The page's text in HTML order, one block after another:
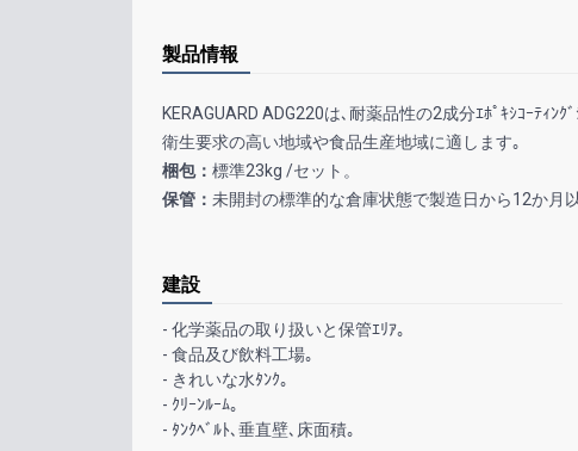
製品情報
KERAGUARD ADG220は､耐薬品性の2成分ｴﾎﾟｷｼｺｰﾃｨﾝｸ
衛生要求の高い地域や食品生産地域に適します｡
梱包： 標準23kg /セット。
保管： 未開封の標準的な倉庫状態で製造日から12か月
建設
- 化学薬品の取り扱いと保管ｴﾘｱ｡
- 食品及び飲料工場｡
- きれいな水ﾀﾝｸ｡
- ｸﾘｰﾝﾙｰﾑ｡
- ﾀﾝｸﾍﾞﾙﾄ､垂直壁､床面積｡